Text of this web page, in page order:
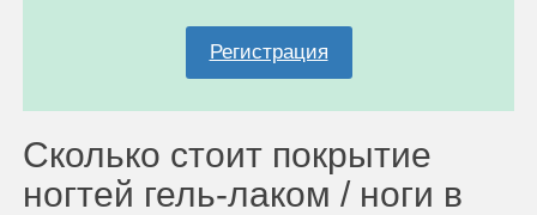
Регистрация
Сколько стоит покрытие
ногтей гель-лаком / ноги в